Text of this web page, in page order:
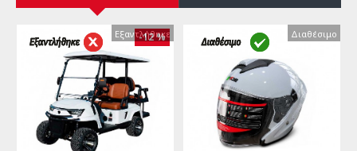
Εξαντλήθηκε
Εξαντλήθηκε
-12 % Διαθέσιμο
Διαθέσιμο